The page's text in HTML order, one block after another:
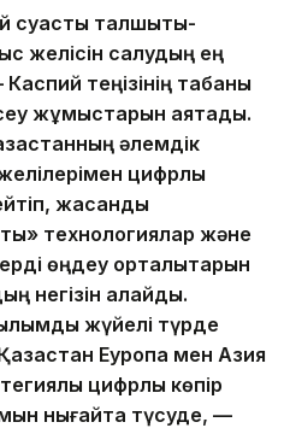
суасты талшықты-
желісін салудың ең
теңізінің табаны
жұмыстарын аяқтадық.
әлемдік
цифрлық
жасанды
технологиялар және
өңдеу орталықтарын
негізін қалайды.
жүйелі түрде
Еуропа мен Азия
цифрлық көпір
нығайта түсуде, —